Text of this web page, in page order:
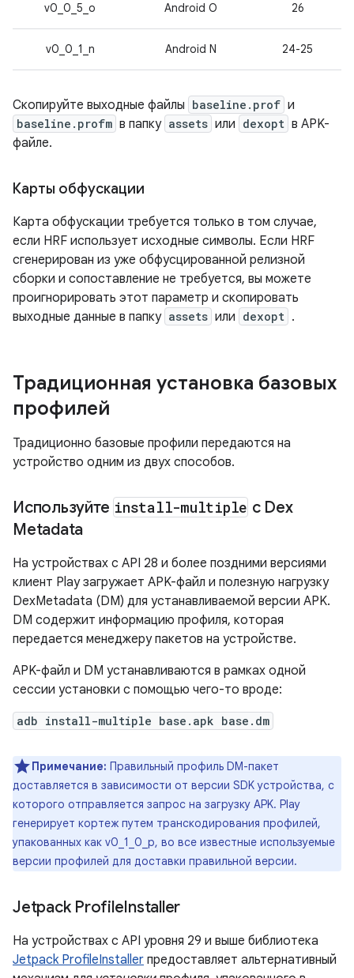
v0_0_5_o Android O 26
v0_0_1_n Android N 24-25
Скопируйте выходные файлы baseline.prof и
baseline.profm в папку assets или dexopt в APK-
файле.
Карты обфускации
Карта обфускации требуется только в том случае,
если HRF использует исходные символы. Если HRF
сгенерирован из уже обфусцированной релизной
сборки и сопоставление не требуется, вы можете
проигнорировать этот параметр и скопировать
выходные данные в папку assets или dexopt .
Традиционная установка базовых
профилей
Традиционно базовые профили передаются на
устройство одним из двух способов.
Используйте install-multiple с Dex
Metadata
На устройствах с API 28 и более поздними версиями
клиент Play загружает APK-файл и полезную нагрузку
DexMetadata (DM) для устанавливаемой версии APK.
DM содержит информацию профиля, которая
передается менеджеру пакетов на устройстве.
APK-файл и DM устанавливаются в рамках одной
сессии установки с помощью чего-то вроде:
adb install-multiple base.apk base.dm
Примечание: Правильный профиль DM-пакет
доставляется в зависимости от версии SDK устройства, с
которого отправляется запрос на загрузку APK. Play
генерирует кортеж путем транскодирования профилей,
упакованных как v0_1_0_p, во все известные используемые
версии профилей для доставки правильной версии.
Jetpack ProfileInstaller
На устройствах с API уровня 29 и выше библиотека
Jetpack ProfileInstaller предоставляет альтернативный